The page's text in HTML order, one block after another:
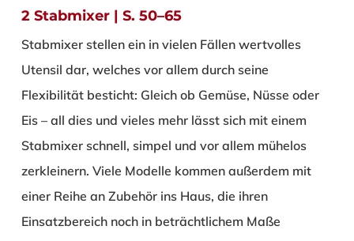
2 Stabmixer | S. 50–65
Stabmixer stellen ein in vielen Fällen wertvolles
Utensil dar, welches vor allem durch seine
Flexibilität besticht: Gleich ob Gemüse, Nüsse oder
Eis – all dies und vieles mehr lässt sich mit einem
Stabmixer schnell, simpel und vor allem mühelos
zerkleinern. Viele Modelle kommen außerdem mit
einer Reihe an Zubehör ins Haus, die ihren
Einsatzbereich noch in beträchtlichem Maße